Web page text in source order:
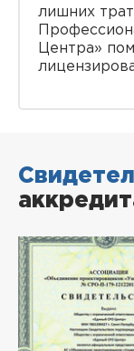
лишних
Центра»